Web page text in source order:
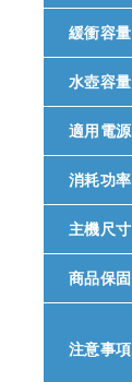
緩衝容量
水壺容量
適用電源
消耗功率
主機尺寸
商品保固
注意事項